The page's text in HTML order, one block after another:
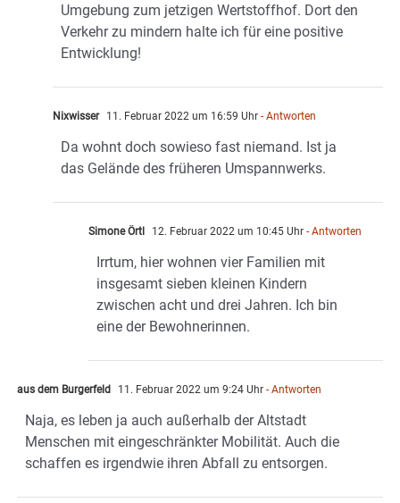
Umgebung zum jetzigen Wertstoffhof. Dort den
Verkehr zu mindern halte ich für eine positive
Entwicklung!
Nixwisser 11. Februar 2022 um 16:59 Uhr - Antworten
Da wohnt doch sowieso fast niemand. Ist ja
das Gelände des früheren Umspannwerks.
Simone Örtl 12. Februar 2022 um 10:45 Uhr - Antworten
Irrtum, hier wohnen vier Familien mit
insgesamt sieben kleinen Kindern
zwischen acht und drei Jahren. Ich bin
eine der Bewohnerinnen.
aus dem Burgerfeld 11. Februar 2022 um 9:24 Uhr - Antworten
Naja, es leben ja auch außerhalb der Altstadt
Menschen mit eingeschränkter Mobilität. Auch die
schaffen es irgendwie ihren Abfall zu entsorgen.